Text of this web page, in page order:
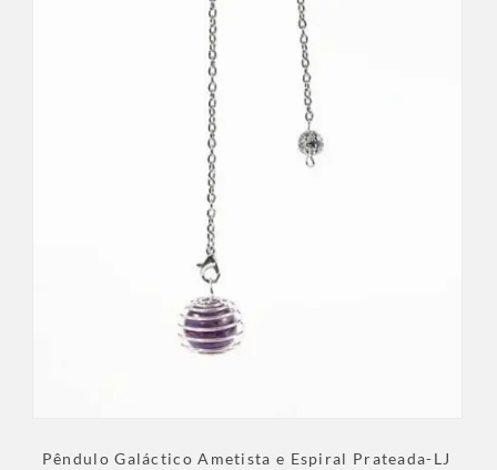
Pêndulo Galáctico Ametista e Espiral Prateada-LJ